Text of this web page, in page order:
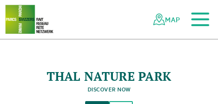
Navigating
the
Swiss
parks
Quick
navigation
To the main content
To the mobile navigation
To search
To the footer
To the sitemap
MAP
THAL NATURE PARK
DISCOVER NOW